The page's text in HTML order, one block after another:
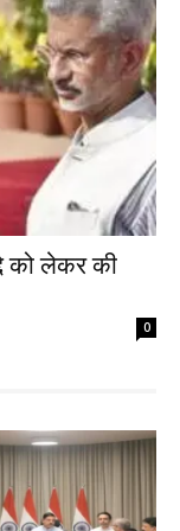
को लेकर की
0